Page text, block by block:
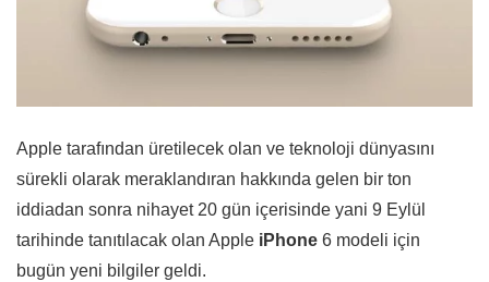
Apple tarafından üretilecek olan ve teknoloji dünyasını
sürekli olarak meraklandıran hakkında gelen bir ton
iddiadan sonra nihayet 20 gün içerisinde yani 9 Eylül
tarihinde tanıtılacak olan Apple iPhone 6 modeli için
bugün yeni bilgiler geldi.